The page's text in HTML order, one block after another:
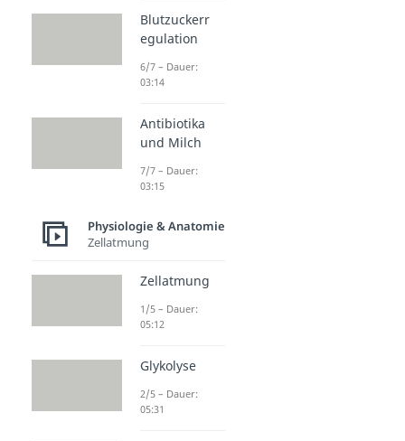
Blutzuckerr
egulation
6/7 – Dauer:
03:14
Antibiotika
und Milch
7/7 – Dauer:
03:15
Physiologie & Anatomie
Zellatmung
Zellatmung
1/5 – Dauer:
05:12
Glykolyse
2/5 – Dauer:
05:31